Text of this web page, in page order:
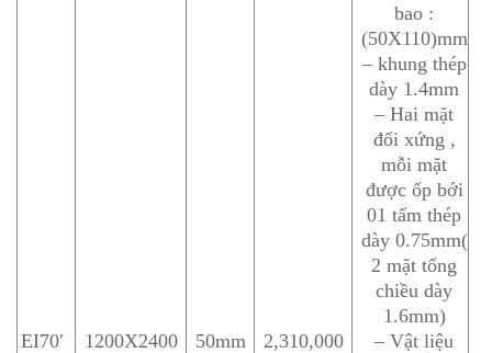
EI70′ 1200X2400 50mm 2,310,000
bao :
(50X110)mm
– khung thép
dày 1.4mm
– Hai mặt
đối xứng ,
mỗi mặt
được ốp bới
01 tấm thép
dày 0.75mm(
2 mặt tổng
chiều dày
1.6mm)
– Vật liệu